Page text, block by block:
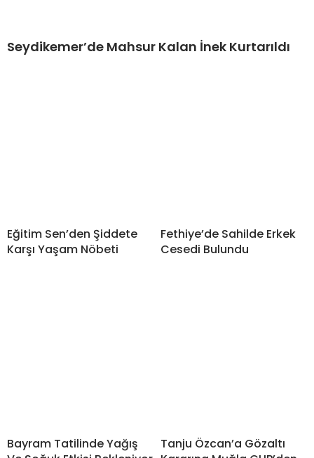
Seydikemer’de Mahsur Kalan İnek Kurtarıldı
Eğitim Sen’den Şiddete
Karşı Yaşam Nöbeti
Fethiye’de Sahilde Erkek
Cesedi Bulundu
Bayram Tatilinde Yağış
Tanju Özcan’a Gözaltı